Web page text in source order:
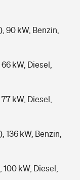
90 kW, Benzin,
kW, Diesel,
kW, Diesel,
136 kW, Benzin,
100 kW, Diesel,